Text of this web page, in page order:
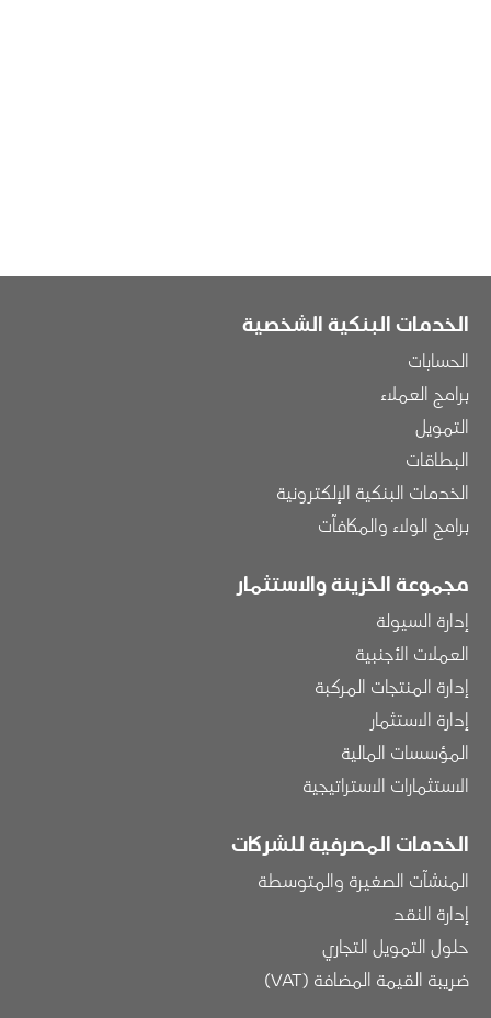
الخدمات البنكية الشخصية
الحسابات
برامج العملاء
التمويل
البطاقات
الخدمات البنكية الإلكترونية
برامج الولاء والمكافآت
مجموعة الخزينة والاستثمار
إدارة السيولة
العملات الأجنبية
إدارة المنتجات المركبة
إدارة الاستثمار
المؤسسات المالية
الاستثمارات الاستراتيجية
الخدمات المصرفية للشركات
المنشآت الصغيرة والمتوسطة
إدارة النقد
حلول التمويل التجاري
ضريبة القيمة المضافة (VAT)